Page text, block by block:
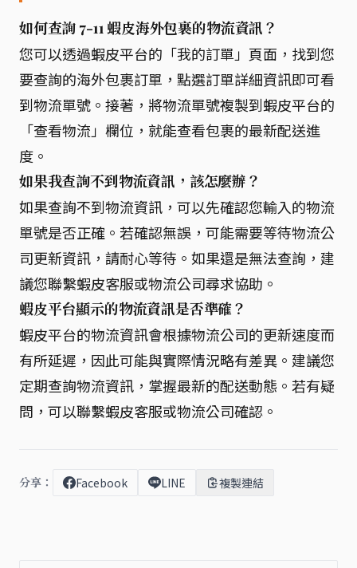
如何查詢 7-11 蝦皮海外包裹的物流資訊？
您可以透過蝦皮平台的「我的訂單」頁面，找到您
要查詢的海外包裹訂單，點選訂單詳細資訊即可看
到物流單號。接著，將物流單號複製到蝦皮平台的
「查看物流」欄位，就能查看包裹的最新配送進
度。
如果我查詢不到物流資訊，該怎麼辦？
如果查詢不到物流資訊，可以先確認您輸入的物流
單號是否正確。若確認無誤，可能需要等待物流公
司更新資訊，請耐心等待。如果還是無法查詢，建
議您聯繫蝦皮客服或物流公司尋求協助。
蝦皮平台顯示的物流資訊是否準確？
蝦皮平台的物流資訊會根據物流公司的更新速度而
有所延遲，因此可能與實際情況略有差異。建議您
定期查詢物流資訊，掌握最新的配送動態。若有疑
問，可以聯繫蝦皮客服或物流公司確認。
分享： Facebook LINE 複製連結